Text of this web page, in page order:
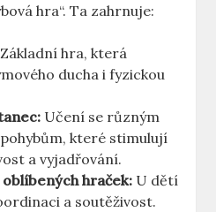
hra“. Ta zahrnuje:
Základní hra, která
ducha i fyzickou
Učení se různým
které stimulují
a vyjadřování.
hraček: U dětí
a soutěživost.